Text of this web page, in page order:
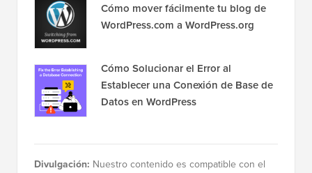
Cómo mover fácilmente tu blog de
WordPress.com a WordPress.org
Cómo Solucionar el Error al
Establecer una Conexión de Base de
Datos en WordPress
Divulgación: Nuestro contenido es compatible con el